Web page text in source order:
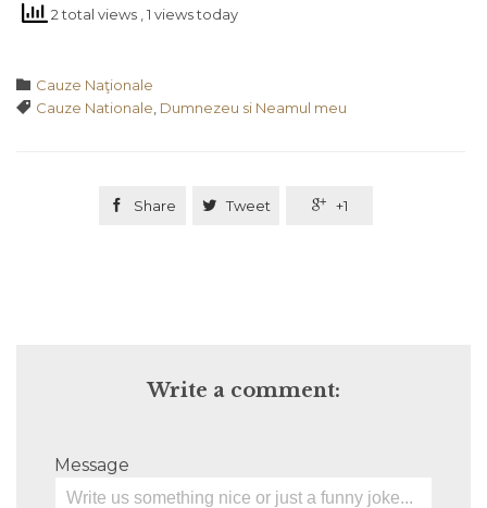
2 total views , 1 views today
 Category
Cauze Naţionale
 Tags
Cauze Nationale Dumnezeu si Neamul meu
 Share  Tweet  +1
Write a comment:
Message